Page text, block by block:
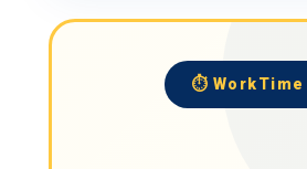
⏱️ WorkTime